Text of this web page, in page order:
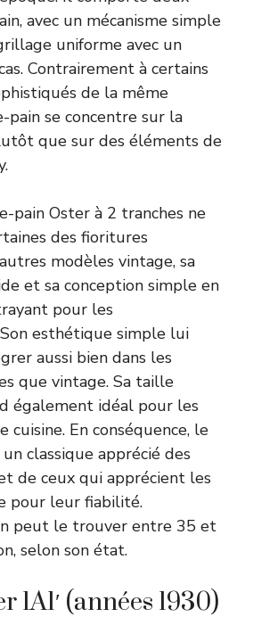
avec un mécanisme simple
uniforme avec un
Contrairement à certains
de la même
pain se concentre sur la
que sur des éléments de
pain Oster à 2 tranches ne
des fioritures
modèles vintage, sa
et sa conception simple en
pour les
esthétique simple lui
aussi bien dans les
que vintage. Sa taille
également idéal pour les
cuisine. En conséquence, le
classique apprécié des
de ceux qui apprécient les
pour leur fiabilité.
peut le trouver entre 35 et
selon son état.
1A1′ (années 1930)